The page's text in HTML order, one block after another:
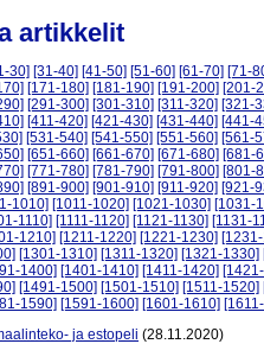
artikkelit
30] [31-40] [41-50] [51-60] [61-70] [71-
[171-180] [181-190] [191-200] [201-
[291-300] [301-310] [311-320] [321-
[411-420] [421-430] [431-440] [441-
[531-540] [541-550] [551-560] [561-
[651-660] [661-670] [671-680] [681-
[771-780] [781-790] [791-800] [801-
[891-900] [901-910] [911-920] [921-
1010] [1011-1020] [1021-1030] [1031-
1110] [1111-1120] [1121-1130] [1131-
1210] [1211-1220] [1221-1230]
[1301-1310] [1311-1320] [1321-1330]
1400] [1401-1410] [1411-1420]
[1491-1500] [1501-1510] [1511-1520]
1590] [1591-1600] [1601-1610]
ja estopeli (28.11.2020)